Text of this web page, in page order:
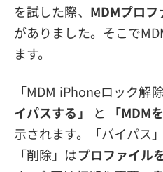
を試した際、 MDMプロフ
がありました。そこで
ます。
「MDM iPhoneロック解
イパスする」
と 「MDM
示されます。「バイパス
「削除」はプロファイル